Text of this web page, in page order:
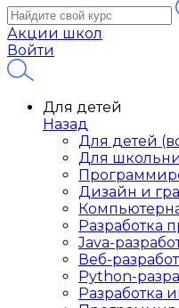
Акции школ
Войти
Для детей
Назад
Для детей
Для
Дизайн и
Разработка
Java-
Веб-
Python-
Разработка